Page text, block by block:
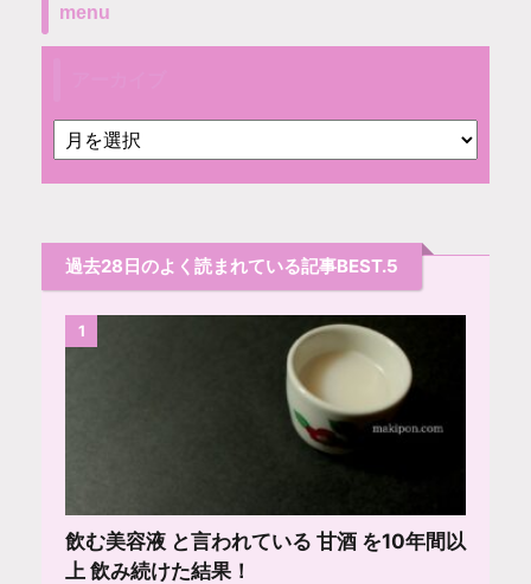
menu
過去28日のよく読まれている記事BEST.5
1
飲む美容液 と言われている 甘酒 を10年間以
上 飲み続けた結果！